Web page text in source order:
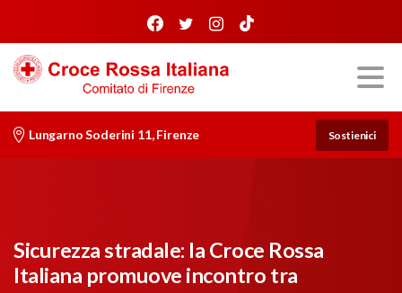
Lungarno Soderini 11, Firenze Sostienici
Sicurezza stradale: la Croce Rossa
Italiana promuove incontro tra